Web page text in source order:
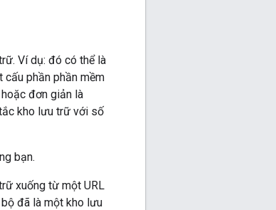
Ví dụ: đó có thể là
phần phần mềm
hoặc đơn giản là
kho lưu trữ với số
bạn.
xuống từ một URL
đã là một kho lưu